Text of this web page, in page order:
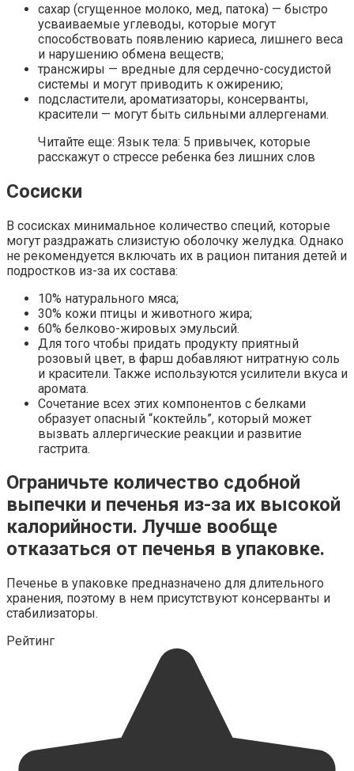
сахар (сгущенное молоко, мед, патока) — быстро
усваиваемые углеводы, которые могут
способствовать появлению кариеса, лишнего веса
и нарушению обмена веществ;
трансжиры — вредные для сердечно-сосудистой
системы и могут приводить к ожирению;
подсластители, ароматизаторы, консерванты,
красители — могут быть сильными аллергенами.
Читайте еще: Язык тела: 5 привычек, которые
расскажут о стрессе ребенка без лишних слов
Сосиски
В сосисках минимальное количество специй, которые
могут раздражать слизистую оболочку желудка. Однако
не рекомендуется включать их в рацион питания детей и
подростков из-за их состава:
10% натурального мяса;
30% кожи птицы и животного жира;
60% белково-жировых эмульсий.
Для того чтобы придать продукту приятный
розовый цвет, в фарш добавляют нитратную соль
и красители. Также используются усилители вкуса и
аромата.
Сочетание всех этих компонентов с белками
образует опасный “коктейль”, который может
вызвать аллергические реакции и развитие
гастрита.
Ограничьте количество сдобной
выпечки и печенья из-за их высокой
калорийности. Лучше вообще
отказаться от печенья в упаковке.
Печенье в упаковке предназначено для длительного
хранения, поэтому в нем присутствуют консерванты и
стабилизаторы.
Рейтинг